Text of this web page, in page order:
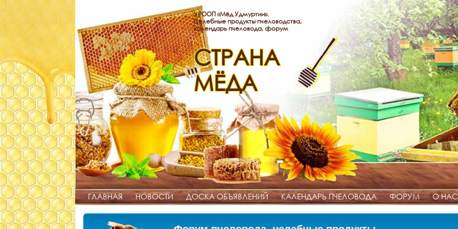
УРООП «Мёд Удмуртии».
Целебные продукты пчеловодства,
календарь пчеловода, форум
СТРАНА
МЁДА
ГЛАВНАЯ НОВОСТИ ДОСКА ОБЪЯВЛЕНИЙ КАЛЕНДАРЬ ПЧЕЛОВОДА ФОРУМ О НАС